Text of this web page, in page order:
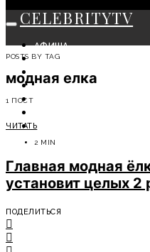
CELEBRITYTV
АФИША
СОБЫТИЯ
КРАСОТА
МОДА
СОВЕТЫ ЭКСПЕРТОВ
POSTS BY TAG
модная елка
1 ПОСТ
ЧИТАТЬ
2 MIN
Главная модная
установит целых 2
ПОДЕЛИТЬСЯ